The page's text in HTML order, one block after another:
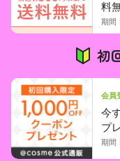
料
期間
初
会員
今
プ
期間